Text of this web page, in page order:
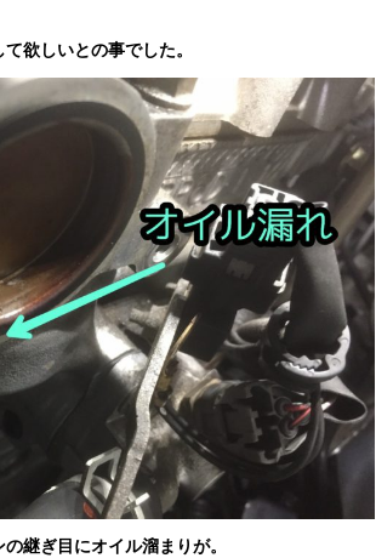
欲しいとの事でした。
継ぎ目にオイル溜まりが。